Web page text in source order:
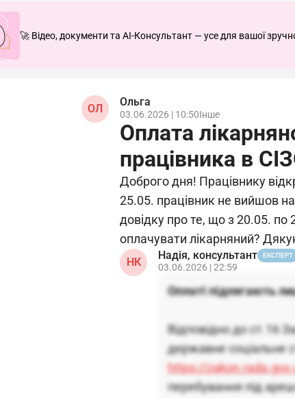
🚀 Відео, документи та AI-Консультант — усе для вашої
ОЛ
Ольга
03.06.2026 | 10:50Інше
Оплата
працівника в
Доброго дня! Працівнику
25.05. працівник не вийшов
довідку про те, що з 20.05. по
оплачувати лікарняний?
НК
Надія, консультант ЕКСПЕРТ
03.06.2026 | 22:59
Оплаті підлягають
Відповідно до ст.16
державне соціальне
https://
перебування під